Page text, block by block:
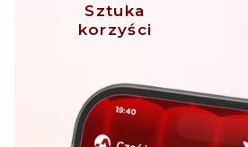
Sztuka
korzyści